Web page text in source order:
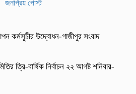
জনপ্রিয় পোস্ট
কর্মসূচীর উদ্বোধন-গাজীপুর সংবাদ
ত্রি-বার্ষিক নির্বাচন ২২ আগষ্ট শনিবার-